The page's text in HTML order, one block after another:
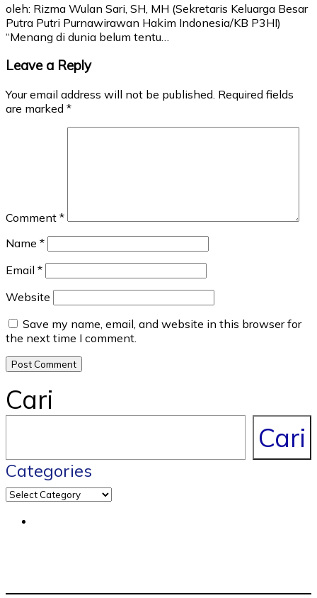
oleh: Rizma Wulan Sari, SH, MH (Sekretaris Keluarga Besar
Putra Putri Purnawirawan Hakim Indonesia/KB P3HI)
“Menang di dunia belum tentu…
Leave a Reply
Your email address will not be published. Required fields
are marked *
Comment *
Name *
Email *
Website
Save my name, email, and website in this browser for
the next time I comment.
Cari
Cari
Categories